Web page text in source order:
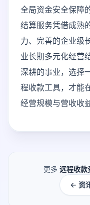
全局资金安全保障
结算服务凭借成熟
力、完善的企业级
业长期多元化经营
深耕的事业，选择
程收款工具，才能
经营规模与营收收
更多 远程收款
← 资